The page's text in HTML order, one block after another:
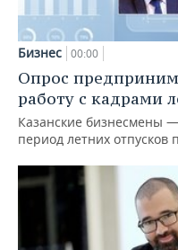
Бизнес 00:00
Опрос
работу с кадрами
Казанские бизнесмены
период летних отпусков